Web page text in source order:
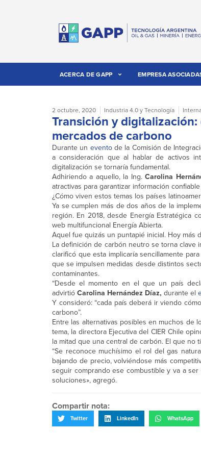
ACERCA DE GAPP EMPRESA
2 octubre, 2020 Industria 4.0 y Tecnología
Transición y
mercados de carbono
Durante un eventode la Comisión de
a consideración que al hablar de activos
digitalización se tornaría fundamental.
Adhiriendo a aquello, la Ing.Carolina
atractivas para garantizar información
¿Cómo viven estos temas los países
Ya se cumplen más de dos años de la
región. En 2018, desde Energía Estratégica
web multifuncional Energía Abierta.
Aquel fue quizás un puntapié inicial. Hoy
La definición de carbón neutro se torna clave
clarificó que esta implicaría sencillamente
que se impulsen medidas desde distintos
contaminantes.
“Desde el momento en el que un país
advirtió Carolina Hernández Díaz, durante el
Y consideró: “cada país deberá ir viendo
carbono”.
Entre las alternativas posibles en muchos de
tema, la directora Ejecutiva del CIER Chile
la mitad que una central de carbón. El que no
“Se reconoce muchísimo el rol del gas
bajando de precio, volviéndose más
seguir comprando ese combustible y va a
soluciones», agregó.
Compartir nota:
Twitter LinkedIn WhatsApp